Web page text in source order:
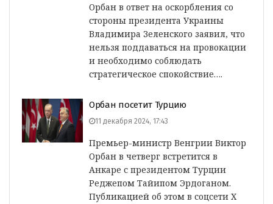
Орбан в ответ на оскорбления со
стороны президента Украины
Владимира Зеленского заявил, что
нельзя поддаваться на провокации
и необходимо соблюдать
стратегическое спокойствие….
Орбан посетит Турцию
11 декабря 2024, 17:43
Премьер-министр Венгрии Виктор
Орбан в четверг встретится в
Анкаре с президентом Турции
Реджепом Тайипом Эрдоганом.
Публикацией об этом в соцсети Х